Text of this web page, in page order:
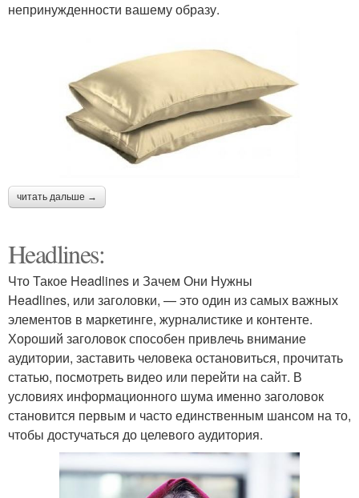
непринужденности вашему образу.
читать дальше →
Headlines:
Что Такое Headlines и Зачем Они Нужны
Headlines, или заголовки, — это один из самых важных
элементов в маркетинге, журналистике и контенте.
Хороший заголовок способен привлечь внимание
аудитории, заставить человека остановиться, прочитать
статью, посмотреть видео или перейти на сайт. В
условиях информационного шума именно заголовок
становится первым и часто единственным шансом на то,
чтобы достучаться до целевого аудитория.